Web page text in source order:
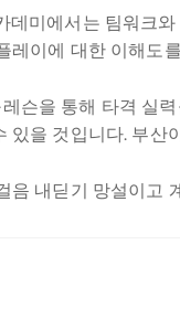
데미에서는 팀워크
레이에 대한 이해도
슨을 통해 타격 실
있을 것입니다. 부산
음 내딛기 망설이고